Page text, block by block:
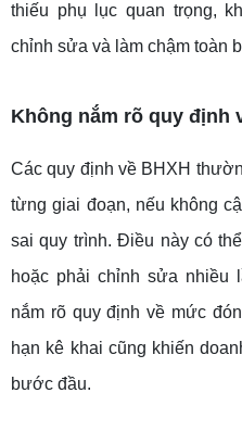
thiếu phụ lục quan trọng,
chỉnh sửa và làm chậm toàn
Không nắm rõ quy định
Các quy định về BHXH
từng giai đoạn, nếu không
sai quy trình. Điều này có
hoặc phải chỉnh sửa nhiều
nắm rõ quy định về mức
hạn kê khai cũng khiến
bước đầu.